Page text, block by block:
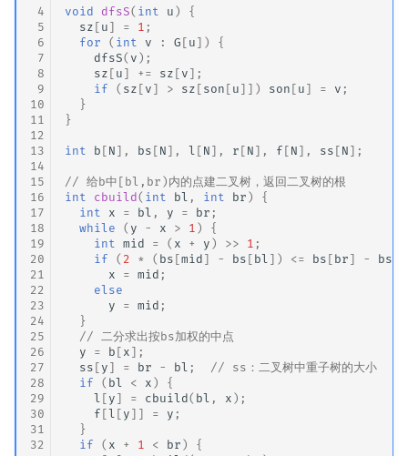
4
5
6
7
8
9
10
11
12
13
14
15
16
17
18
19
20
21
22
23
24
25
26
27
28
29
30
31
32
void dfsS( int u )
{
sz [ u ] = 1 ;
for
( int v : G [ u ])
{
dfsS( v );
sz [ u ] += sz [ v ];
if
( sz [ v ] > sz [ son [ u ]]) son [ u ] = v ;
}
}
int b [ N ], bs [ N ], l [ N ], r [ N ], f [ N ], ss [ N ];
// 给b中[bl,br)内的点建二叉树，返回二叉树的根
int
cbuild( int bl , int br )
{
int
x = bl , y = br ;
while
( y - x > 1 )
{
int
mid = ( x + y ) >> 1 ;
if
( 2 * ( bs [mid ] - bs [ bl ]) <= bs [ br ] - bs
x
= mid ;
else
y
= mid ;
}
// 二分求出按bs加权的中点
y
= b [ x ];
ss [ y ] = br - bl ;
// ss：二叉树中重子树的大小
if
( bl < x )
{
l [ y ] = cbuild( bl , x );
f [l [ y ]] = y ;
}
if
( x + 1 < br )
{